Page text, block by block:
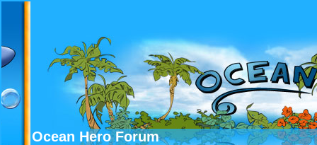
Ocean Hero Forum